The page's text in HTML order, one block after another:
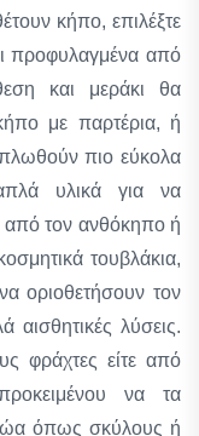
κήπο, επιλέξτε
προφυλαγμένα από
και μεράκι θα
με παρτέρια, ή
πιο εύκολα
υλικά για να
από τον ανθόκηπο ή
τουβλάκια,
οριοθετήσουν τον
λύσεις.
φράχτες είτε από
να τα
όπως σκύλους ή